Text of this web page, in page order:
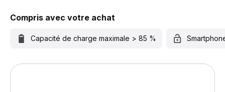
Compris avec votre achat
Capacité de charge maximale > 85 %